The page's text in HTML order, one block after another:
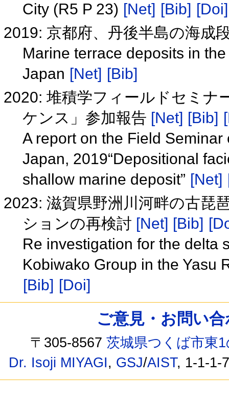
City (R5 P 23) [Net] [Bib] [Doi]
2019: 京都府、丹後半島の海成
Marine terrace deposits in
Japan [Net] [Bib]
2020: 堆積学フィールドセミナ
ケンス」参加報告 [Net] [Bib]
A report on the Field
Japan, 2019“Depositional
shallow marine deposit” [Net]
2023: 滋賀県野洲川河畔の古琵
ションの再検討 [Net] [Bib]
Re investigation for the delta
Kobiwako Group in the Yasu
[Bib] [Doi]
ご意見・お問い
〒305-8567茨城県つくば市東
Dr. Isoji MIYAGI, GSJ/AIST, 1-1-1-